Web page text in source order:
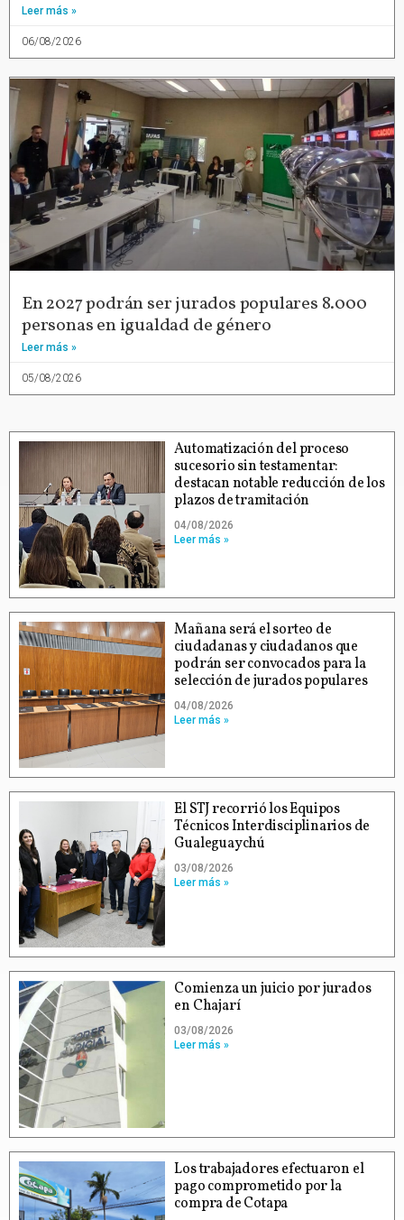
Leer más »
06/08/2026
En 2027 podrán ser jurados populares 8.000
personas en igualdad de género
Leer más »
05/08/2026
Automatización del proceso
sucesorio sin testamentar:
destacan notable reducción de los
plazos de tramitación
04/08/2026
Leer más »
Mañana será el sorteo de
ciudadanas y ciudadanos que
podrán ser convocados para la
selección de jurados populares
04/08/2026
Leer más »
El STJ recorrió los Equipos
Técnicos Interdisciplinarios de
Gualeguaychú
03/08/2026
Leer más »
Comienza un juicio por jurados
en Chajarí
03/08/2026
Leer más »
Los trabajadores efectuaron el
pago comprometido por la
compra de Cotapa